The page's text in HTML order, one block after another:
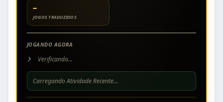
–
JOGOS TRADUZIDOS
JOGANDO AGORA
Verificando...
Carregando Atividade Recente...